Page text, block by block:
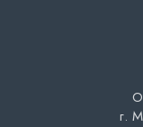
г.